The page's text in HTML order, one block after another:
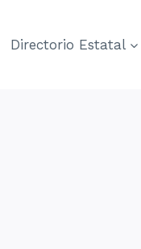
Directorio Estatal